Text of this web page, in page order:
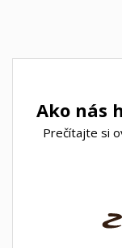
Ako nás
Prečítajte si